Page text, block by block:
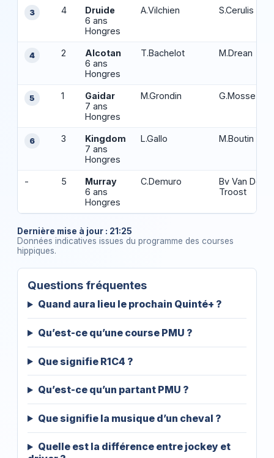
3 4
Druide
6 ans
Hongres
A.Vilchien S.Cerulis
4 2
Alcotan
6 ans
Hongres
T.Bachelot M.Drean
5 1
Gaidar
7 ans
Hongres
M.Grondin G.Mosse (S)
6 3
Kingdom
7 ans
Hongres
L.Gallo M.Boutin (S)
- 5
Murray
6 ans
Hongres
C.Demuro
Bv Van Den
Troost
Dernière mise à jour : 21:25
Données indicatives issues du programme des courses
hippiques.
Questions fréquentes
Quand aura lieu le prochain Quinté+ ?
Qu’est-ce qu’une course PMU ?
Que signifie R1C4 ?
Qu’est-ce qu’un partant PMU ?
Que signifie la musique d’un cheval ?
Quelle est la différence entre jockey et